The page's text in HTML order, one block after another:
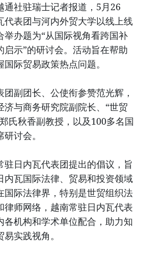
社驻瑞士记者报道，5月26
代表团与河内外贸大学以线上线
举办题为“从国际视角看跨国补
启示”的研讨会。活动旨在帮助
际贸易政策热点问题。
副团长、公使衔参赞范光辉，
与商务研究院副院长、“世贸
氏秋香副教授，以及100多名国
讨会。
驻日内瓦代表团提出的倡议，旨
内瓦国际法律、贸易和投资领域
国际法律界，特别是世贸组织法
律师网络，越南常驻日内瓦代表
各机构和学术单位配合，助力知
实践视角。